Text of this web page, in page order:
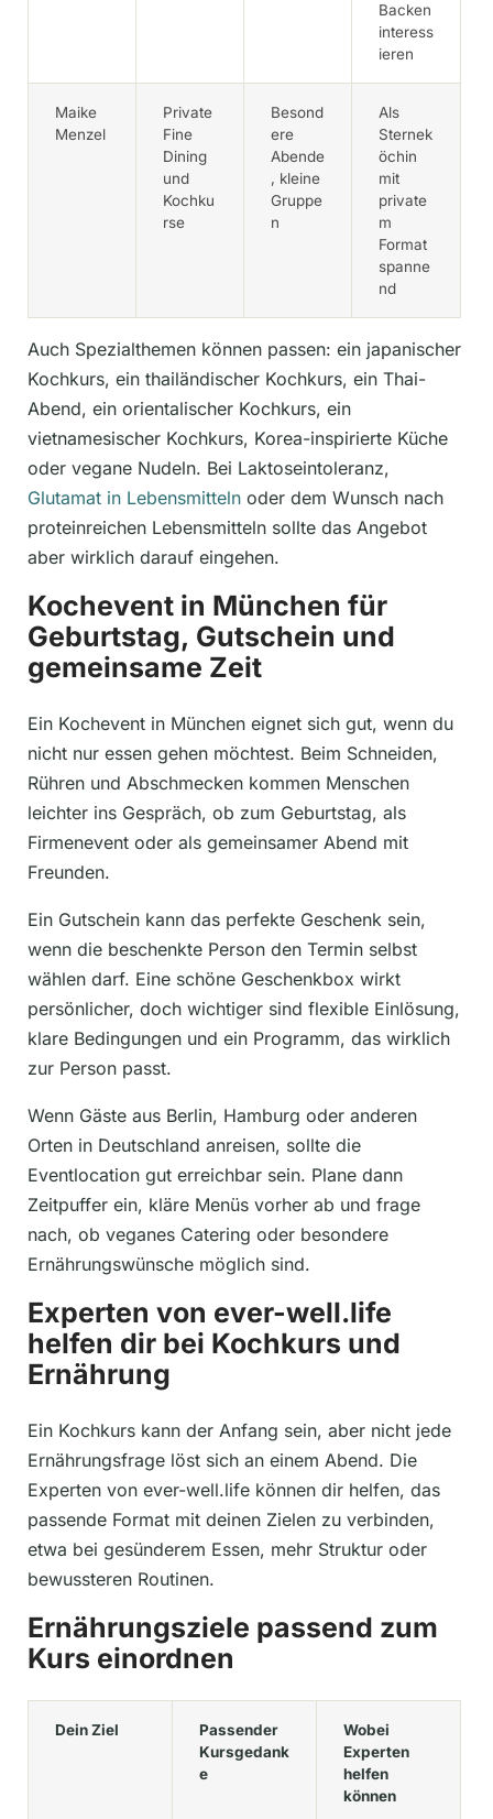
Backen
interess
ieren
Maike
Menzel
Private
Fine
Dining
und
Kochku
rse
Besond
ere
Abende
, kleine
Gruppe
n
Als
Sternek
öchin
mit
private
m
Format
spanne
nd
Auch Spezialthemen können passen: ein japanischer
Kochkurs, ein thailändischer Kochkurs, ein Thai-
Abend, ein orientalischer Kochkurs, ein
vietnamesischer Kochkurs, Korea-inspirierte Küche
oder vegane Nudeln. Bei Laktoseintoleranz,
Glutamat in Lebensmitteln oder dem Wunsch nach
proteinreichen Lebensmitteln sollte das Angebot
aber wirklich darauf eingehen.
Kochevent in München für
Geburtstag, Gutschein und
gemeinsame Zeit
Ein Kochevent in München eignet sich gut, wenn du
nicht nur essen gehen möchtest. Beim Schneiden,
Rühren und Abschmecken kommen Menschen
leichter ins Gespräch, ob zum Geburtstag, als
Firmenevent oder als gemeinsamer Abend mit
Freunden.
Ein Gutschein kann das perfekte Geschenk sein,
wenn die beschenkte Person den Termin selbst
wählen darf. Eine schöne Geschenkbox wirkt
persönlicher, doch wichtiger sind flexible Einlösung,
klare Bedingungen und ein Programm, das wirklich
zur Person passt.
Wenn Gäste aus Berlin, Hamburg oder anderen
Orten in Deutschland anreisen, sollte die
Eventlocation gut erreichbar sein. Plane dann
Zeitpuffer ein, kläre Menüs vorher ab und frage
nach, ob veganes Catering oder besondere
Ernährungswünsche möglich sind.
Experten von ever-well.life
helfen dir bei Kochkurs und
Ernährung
Ein Kochkurs kann der Anfang sein, aber nicht jede
Ernährungsfrage löst sich an einem Abend. Die
Experten von ever-well.life können dir helfen, das
passende Format mit deinen Zielen zu verbinden,
etwa bei gesünderem Essen, mehr Struktur oder
bewussteren Routinen.
Ernährungsziele passend zum
Kurs einordnen
Dein Ziel
Passender
Kursgedank
e
Wobei
Experten
helfen
können